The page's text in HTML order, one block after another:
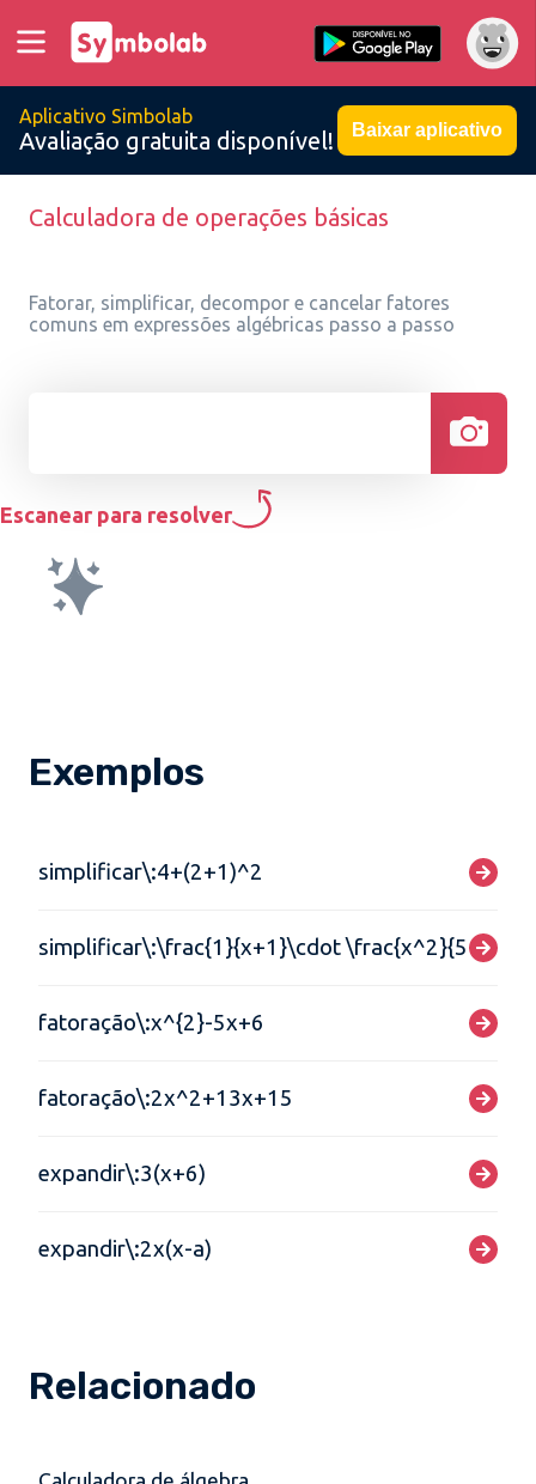
Aplicativo Simbolab
Avaliação gratuita disponível! Baixar aplicativo
Calculadora de operações básicas
Fatorar, simplificar, decompor e cancelar fatores
comuns em expressões algébricas passo a passo
Escanear para resolver
Exemplos
simplificar\:4+(2+1)^2
simplificar\:\frac{1}{x+1}\cdot \frac{x^2}{5}
fatoração\:x^{2}-5x+6
fatoração\:2x^2+13x+15
expandir\:3(x+6)
expandir\:2x(x-a)
Relacionado